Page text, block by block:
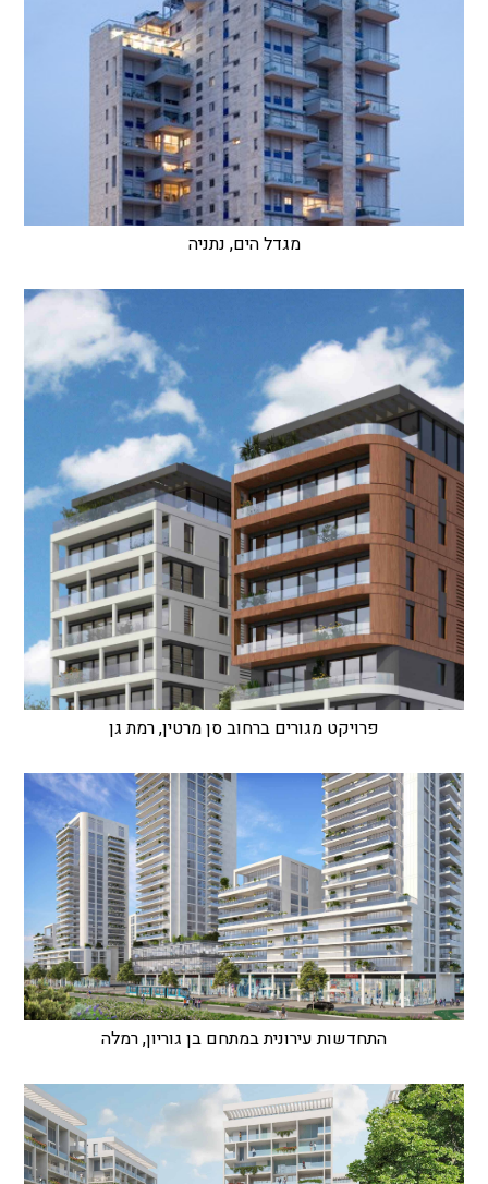
מגדל הים, נתניה
פרויקט מגורים ברחוב סן מרטין, רמת גן
התחדשות עירונית במתחם בן גוריון, רמלה